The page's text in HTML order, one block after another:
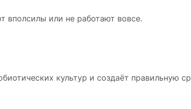
вполсилы или не работают вовсе.
культур и создаёт правильную